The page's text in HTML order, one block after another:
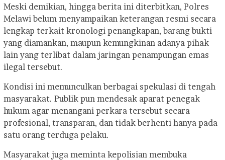
Meski demikian, hingga berita ini diterbitkan, Polres
Melawi belum menyampaikan keterangan resmi secara
lengkap terkait kronologi penangkapan, barang bukti
yang diamankan, maupun kemungkinan adanya pihak
lain yang terlibat dalam jaringan penampungan emas
ilegal tersebut.
Kondisi ini memunculkan berbagai spekulasi di tengah
masyarakat. Publik pun mendesak aparat penegak
hukum agar menangani perkara tersebut secara
profesional, transparan, dan tidak berhenti hanya pada
satu orang terduga pelaku.
Masyarakat juga meminta kepolisian membuka